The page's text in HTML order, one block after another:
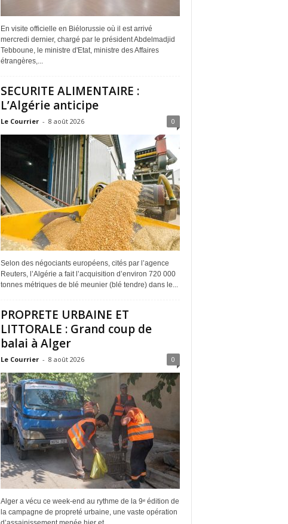
En visite officielle en Biélorussie où il est arrivé
mercredi dernier, chargé par le président Abdelmadjid
Tebboune, le ministre d'Etat, ministre des Affaires
étrangères,...
SECURITE ALIMENTAIRE :
L’Algérie anticipe
Le Courrier - 8 août 2026 0
Selon des négociants européens, cités par l’agence
Reuters, l’Algérie a fait l’acquisition d’environ 720 000
tonnes métriques de blé meunier (blé tendre) dans le...
PROPRETE URBAINE ET
LITTORALE : Grand coup de
balai à Alger
Le Courrier - 8 août 2026 0
Alger a vécu ce week-end au rythme de la 9ᵉ édition de
la campagne de propreté urbaine, une vaste opération